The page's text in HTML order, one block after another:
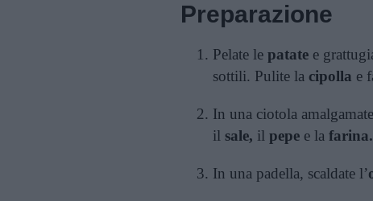
Preparazione
Pelate le patate e
sottili. Pulite la cipolla e
In una ciotola
il sale, il pepe e la farina.
In una padella, scaldate l’